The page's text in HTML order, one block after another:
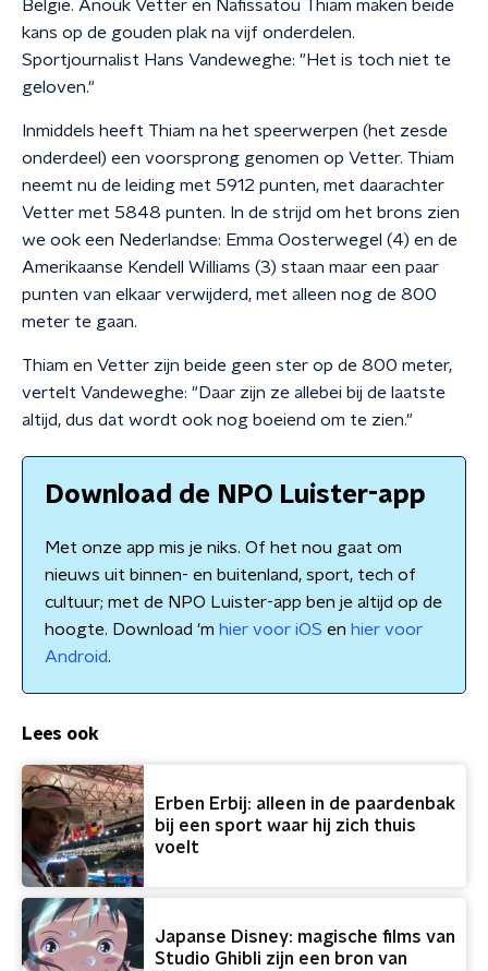
België. Anouk Vetter en Nafissatou Thiam maken beide
kans op de gouden plak na vijf onderdelen.
Sportjournalist Hans Vandeweghe: "Het is toch niet te
geloven."
Inmiddels heeft Thiam na het speerwerpen (het zesde
onderdeel) een voorsprong genomen op Vetter. Thiam
neemt nu de leiding met 5912 punten, met daarachter
Vetter met 5848 punten. In de strijd om het brons zien
we ook een Nederlandse: Emma Oosterwegel (4) en de
Amerikaanse Kendell Williams (3) staan maar een paar
punten van elkaar verwijderd, met alleen nog de 800
meter te gaan.
Thiam en Vetter zijn beide geen ster op de 800 meter,
vertelt Vandeweghe: "Daar zijn ze allebei bij de laatste
altijd, dus dat wordt ook nog boeiend om te zien."
Download de NPO Luister-app
Met onze app mis je niks. Of het nou gaat om
nieuws uit binnen- en buitenland, sport, tech of
cultuur; met de NPO Luister-app ben je altijd op de
hoogte. Download 'm hier voor iOS en hier voor
Android.
Lees ook
Erben Erbij: alleen in de paardenbak
bij een sport waar hij zich thuis
voelt
Japanse Disney: magische films van
Studio Ghibli zijn een bron van